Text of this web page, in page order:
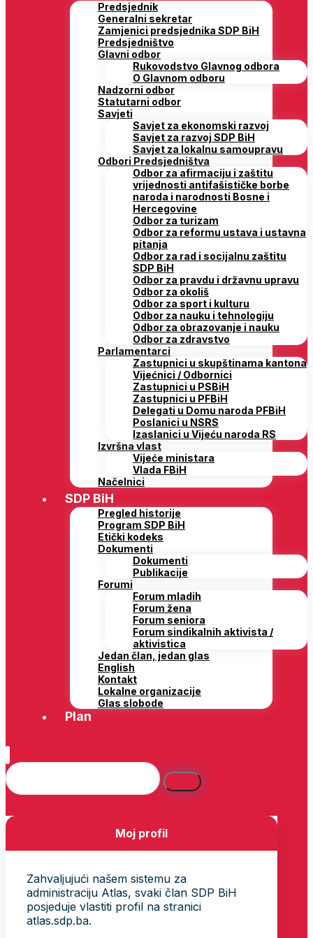
Predsjednik
Generalni sekretar
Zamjenici predsjednika SDP BiH
Predsjedništvo
Glavni odbor
Rukovodstvo Glavnog odbora
O Glavnom odboru
Nadzorni odbor
Statutarni odbor
Savjeti
Savjet za ekonomski razvoj
Savjet za razvoj SDP BiH
Savjet za lokalnu samoupravu
Odbori Predsjedništva
Odbor za afirmaciju i zaštitu
vrijednosti antifašističke borbe
naroda i narodnosti Bosne i
Hercegovine
Odbor za turizam
Odbor za reformu ustava i ustavna
pitanja
Odbor za rad i socijalnu zaštitu
SDP BiH
Odbor za pravdu i državnu upravu
Odbor za okoliš
Odbor za sport i kulturu
Odbor za nauku i tehnologiju
Odbor za obrazovanje i nauku
Odbor za zdravstvo
Parlamentarci
Zastupnici u skupštinama kantona
Vijećnici / Odbornici
Zastupnici u PSBiH
Zastupnici u PFBiH
Delegati u Domu naroda PFBiH
Poslanici u NSRS
Izaslanici u Vijeću naroda RS
Izvršna vlast
Vijeće ministara
Vlada FBiH
Načelnici
SDP BiH
Pregled historije
Program SDP BiH
Etički kodeks
Dokumenti
Dokumenti
Publikacije
Forumi
Forum mladih
Forum žena
Forum seniora
Forum sindikalnih aktivista /
aktivistica
Jedan član, jedan glas
English
Kontakt
Lokalne organizacije
Glas slobode
Plan
Moj profil
Zahvaljujući našem sistemu za
administraciju Atlas, svaki član SDP BiH
posjeduje vlastiti profil na stranici
atlas.sdp.ba.